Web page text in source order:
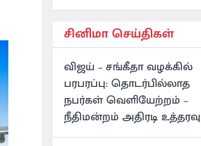
சினிமா செய்திகள்
விஜய் – சங்கீதா வழக்கில்
பரபரப்பு: தொடர்பில்லாத
நபர்கள் வெளியேற்றம் –
நீதிமன்றம் அதிரடி உத்தரவு